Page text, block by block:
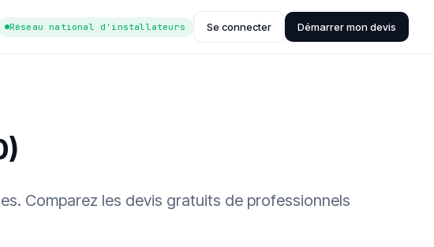
Réseau national d'installateurs Se connecter Démarrer mon devis
Comparez les devis gratuits de professionnels